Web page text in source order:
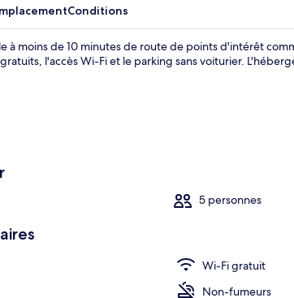
Conditions
à moins de 10 minutes de route de points d'intérêt
l'accès Wi-Fi et le parking sans voiturier.
5 personnes
Wi-Fi gratuit
Non-fumeurs